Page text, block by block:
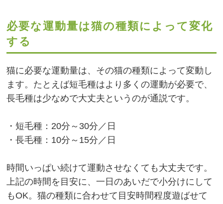
必要な運動量は猫の種類によって変化
する
猫に必要な運動量は、その猫の種類によって変動し
ます。たとえば短毛種はより多くの運動が必要で、
長毛種は少なめで大丈夫というのが通説です。
・短毛種：20分～30分／日
・長毛種：10分～15分／日
時間いっぱい続けて運動させなくても大丈夫です。
上記の時間を目安に、一日のあいだで小分けにして
もOK。猫の種類に合わせて目安時間程度遊ばせて